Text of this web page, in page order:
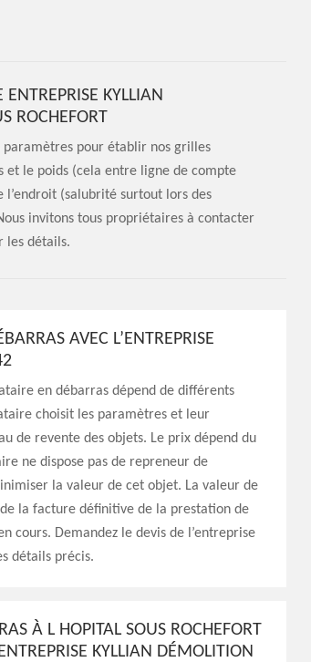
ENTREPRISE KYLLIAN
ROCHEFORT
pour établir nos grilles
le poids (cela entre ligne de compte
l’endroit (salubrité surtout lors des
invitons tous propriétaires à contacter
les détails.
AVEC L’ENTREPRISE
en débarras dépend de différents
choisit les paramètres et leur
de revente des objets. Le prix dépend du
ne dispose pas de repreneur de
la valeur de cet objet. La valeur de
la facture définitive de la prestation de
cours. Demandez le devis de l’entreprise
détails précis.
À L HOPITAL SOUS ROCHEFORT
KYLLIAN DÉMOLITION